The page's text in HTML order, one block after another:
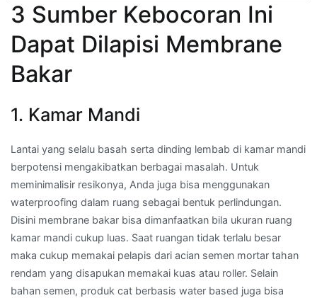
3 Sumber Kebocoran Ini
Dapat Dilapisi Membrane
Bakar
1. Kamar Mandi
Lantai yang selalu basah serta dinding lembab di kamar mandi
berpotensi mengakibatkan berbagai masalah. Untuk
meminimalisir resikonya, Anda juga bisa menggunakan
waterproofing dalam ruang sebagai bentuk perlindungan.
Disini membrane bakar bisa dimanfaatkan bila ukuran ruang
kamar mandi cukup luas. Saat ruangan tidak terlalu besar
maka cukup memakai pelapis dari acian semen mortar tahan
rendam yang disapukan memakai kuas atau roller. Selain
bahan semen, produk cat berbasis water based juga bisa